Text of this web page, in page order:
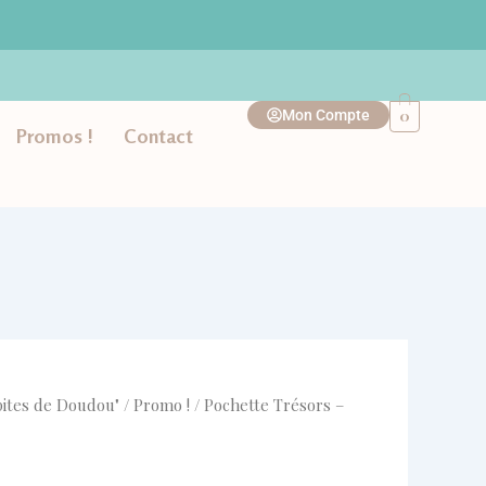
Promos ! Contact
Mon Compte 0
de Doudou" / Promo ! / Pochette Trésors –
16,00 €.8,80 €.